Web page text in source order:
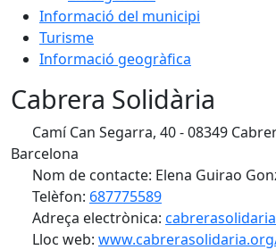
Informació del municipi
Turisme
Informació geogràfica
Cabrera Solidària
Camí Can Segarra, 40 - 08349
Barcelona
Nom de contacte: Elena Guirao
Telèfon: 687775589
Adreça electrònica:
Lloc web: